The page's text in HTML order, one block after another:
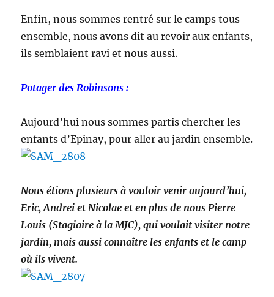
Enfin, nous sommes rentré sur le camps tous
ensemble, nous avons dit au revoir aux enfants,
ils semblaient ravi et nous aussi.
Potager des Robinsons :
Aujourd’hui nous sommes partis chercher les
enfants d’Epinay, pour aller au jardin ensemble.
Nous étions plusieurs à vouloir venir aujourd’hui,
Eric, Andrei et Nicolae et en plus de nous Pierre-
Louis (Stagiaire à la MJC), qui voulait visiter notre
jardin, mais aussi connaître les enfants et le camp
où ils vivent.